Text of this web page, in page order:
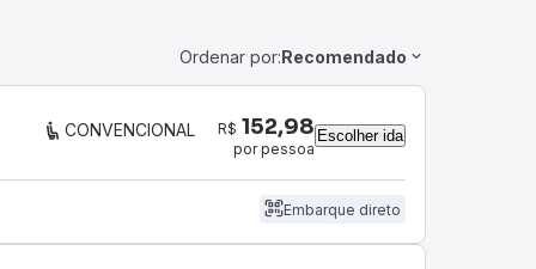
Ordenar por:Recomendado
CONVENCIONAL R$ 152,98
por pessoa
Escolher ida
Embarque direto